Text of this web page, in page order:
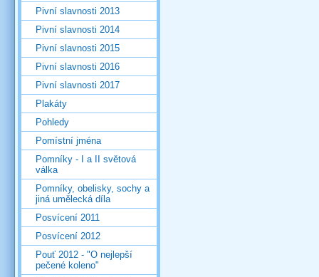
Pivní slavnosti 2013
Pivní slavnosti 2014
Pivní slavnosti 2015
Pivní slavnosti 2016
Pivní slavnosti 2017
Plakáty
Pohledy
Pomístní jména
Pomníky - I a II světová
válka
Pomníky, obelisky, sochy a
jiná umělecká díla
Posvícení 2011
Posvícení 2012
Pouť 2012 - "O nejlepší
pečené koleno"